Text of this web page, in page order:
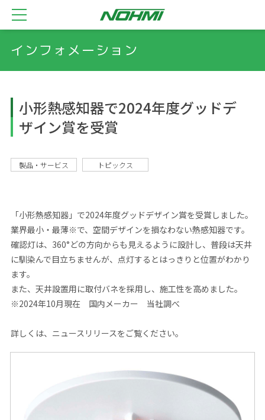
インフォメーション
小形熱感知器で2024年度グッドデ
ザイン賞を受賞
製品・サービス トピックス
「小形熱感知器」で2024年度グッドデザイン賞を受賞しました。
業界最小・最薄※で、空間デザインを損なわない熱感知器です。
確認灯は、360°どの方向からも見えるように設計し、普段は天井
に馴染んで目立ちませんが、点灯するとはっきりと位置がわかり
ます。
また、天井設置用に取付バネを採用し、施工性を高めました。
※2024年10月現在 国内メーカー 当社調べ
詳しくは、ニュースリリースをご覧ください。